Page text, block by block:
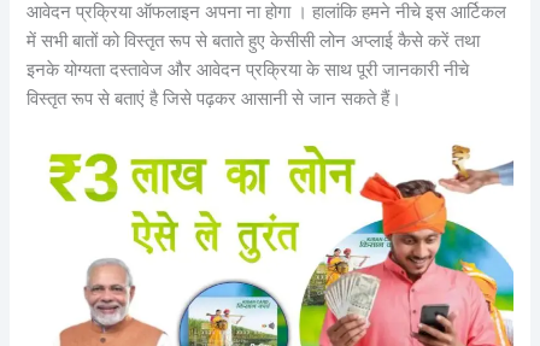
आवेदन प्रक्रिया ऑफलाइन अपना ना होगा । हालांकि हमने नीचे इस आर्टिकल
में सभी बातों को विस्तृत रूप से बताते हुए केसीसी लोन अप्लाई कैसे करें तथा
इनके योग्यता दस्तावेज और आवेदन प्रक्रिया के साथ पूरी जानकारी नीचे
विस्तृत रूप से बताएं है जिसे पढ़कर आसानी से जान सकते हैं।